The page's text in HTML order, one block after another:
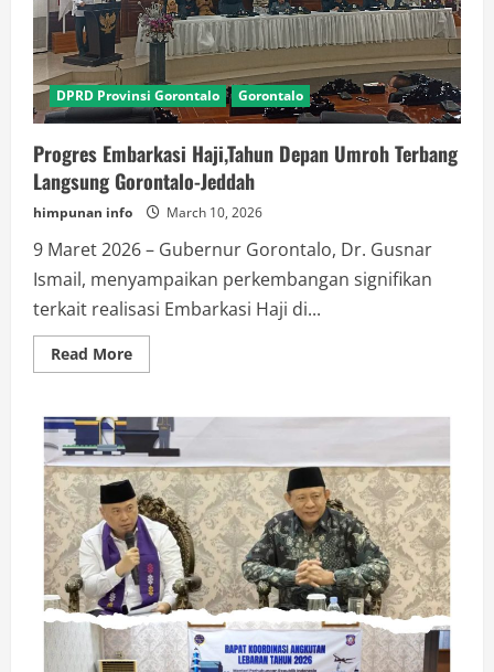
DPRD Provinsi Gorontalo Gorontalo
Progres Embarkasi Haji,Tahun Depan Umroh Terbang
Langsung Gorontalo-Jeddah
himpunan info March 10, 2026
9 Maret 2026 – Gubernur Gorontalo, Dr. Gusnar
Ismail, menyampaikan perkembangan signifikan
terkait realisasi Embarkasi Haji di...
Read MoreRead
more
Embarkasi
Haji,Tahun
Depan
Umroh
Terbang
Langsung
Gorontalo-
Jeddah